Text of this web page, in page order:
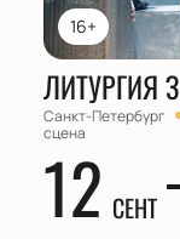
16+
ЛИТУРГИЯ
Санкт-Петербург
сцена
12 СЕНТ